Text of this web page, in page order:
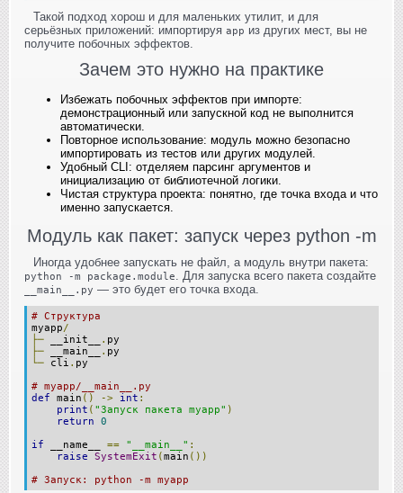
Такой подход хорош и для маленьких утилит, и для
серьёзных приложений: импортируя app из других мест, вы не
получите побочных эффектов.
Зачем это нужно на практике
Избежать побочных эффектов при импорте:
демонстрационный или запускной код не выполнится
автоматически.
Повторное использование: модуль можно безопасно
импортировать из тестов или других модулей.
Удобный CLI: отделяем парсинг аргументов и
инициализацию от библиотечной логики.
Чистая структура проекта: понятно, где точка входа и что
именно запускается.
Модуль как пакет: запуск через python -m
Иногда удобнее запускать не файл, а модуль внутри пакета:
python -m package.module . Для запуска всего пакета создайте
__main__.py — это будет его точка входа.
# Структура
myapp/
├─ __init__ . py
├─ __main__ . py
└─ cli . py
# myapp/__main__.py
def main () -> int :
print ( "Запуск пакета myapp" )
return
0
if __name__ == "__main__" :
raise
SystemExit (main ())
# Запуск: python -m myapp